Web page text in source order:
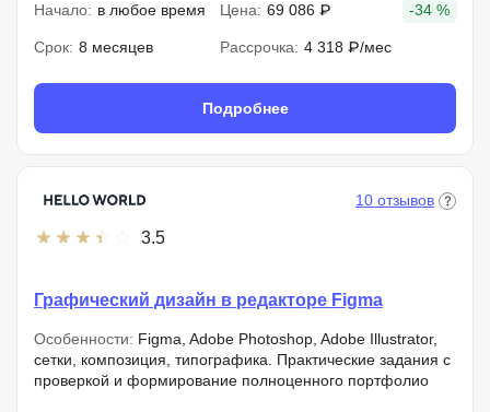
Начало: в любое время Цена: 69 086 ₽ -34 %
Срок: 8 месяцев Рассрочка: 4 318 ₽/мес
Подробнее
3.5
10 отзывов
Графический дизайн в редакторе Figma
Особенности: Figma, Adobe Photoshop, Adobe Illustrator,
сетки, композиция, типографика. Практические задания с
проверкой и формирование полноценного портфолио